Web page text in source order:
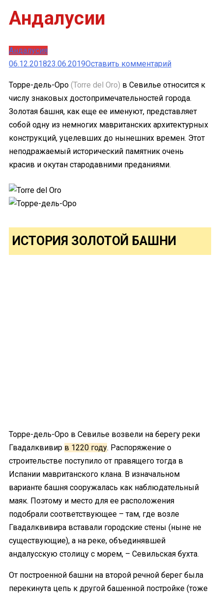
Андалусии
Андалусия
06.12.201823.06.2019Оставить комментарийк
дель-
Оро в
Севилье
–
золотая
башня
Торре-дель-Оро (Torre del Oro) в Севилье относится к
числу знаковых достопримечательностей города.
Золотая башня, как еще ее именуют, представляет
собой одну из немногих мавританских архитектурных
конструкций, уцелевших до нынешних времен. Этот
неподражаемый исторический памятник очень
красив и окутан стародавними преданиями.
ИСТОРИЯ ЗОЛОТОЙ БАШНИ
Торре-дель-Оро в Севилье возвели на берегу реки
Гвадалквивир в 1220 году. Распоряжение о
строительстве поступило от правящего тогда в
Испании мавританского клана. В изначальном
варианте башня сооружалась как наблюдательный
маяк. Поэтому и место для ее расположения
подобрали соответствующее – там, где возле
Гвадалквивира вставали городские стены (ныне не
существующие), а на реке, объединявшей
андалусскую столицу с морем, – Севильская бухта.
От построенной башни на второй речной берег была
перекинута цепь к другой башенной постройке (тоже